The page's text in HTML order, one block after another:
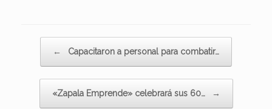
← Capacitaron a personal para combatir…
«Zapala Emprende» celebrará sus 60… →